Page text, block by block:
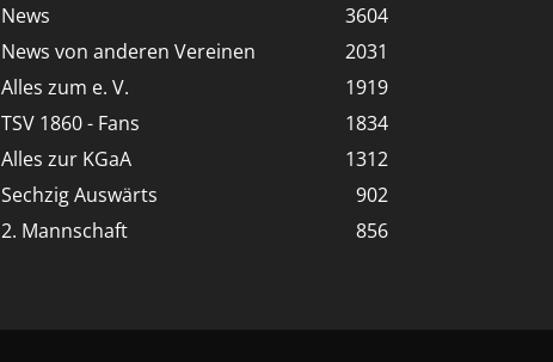
News
3604
News von anderen Vereinen
2031
Alles zum e. V.
1919
TSV 1860 - Fans
1834
Alles zur KGaA
1312
Sechzig Auswärts
902
2. Mannschaft
856